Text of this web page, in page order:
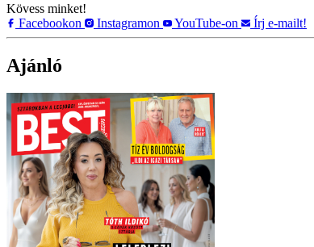
Kövess minket!
Facebookon
Instagramon YouTube-on Írj e-mailt!
Ajánló